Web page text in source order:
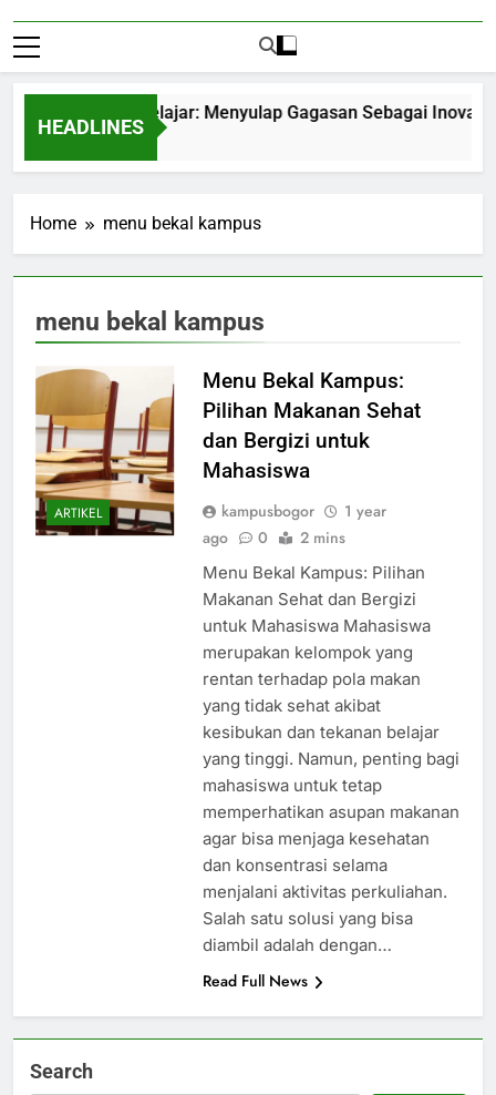
HEADLINES
Pelajar: Menyulap Gagasan Sebagai Inovasi
Ago
Home menu bekal kampus
menu bekal kampus
ARTIKEL
Menu Bekal Kampus:
Pilihan Makanan Sehat
dan Bergizi untuk
Mahasiswa
kampusbogor
1 year
ago
0 2 mins
Menu Bekal Kampus: Pilihan
Makanan Sehat dan Bergizi
untuk Mahasiswa Mahasiswa
merupakan kelompok yang
rentan terhadap pola makan
yang tidak sehat akibat
kesibukan dan tekanan belajar
yang tinggi. Namun, penting bagi
mahasiswa untuk tetap
memperhatikan asupan makanan
agar bisa menjaga kesehatan
dan konsentrasi selama
menjalani aktivitas perkuliahan.
Salah satu solusi yang bisa
diambil adalah dengan…
Read Full News
Search